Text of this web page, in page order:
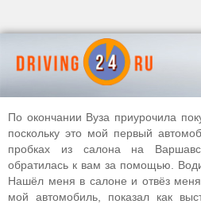
По окончании Вуза приурочила
поскольку это мой первый
пробках из салона на
обратилась к вам за помощью.
Нашёл меня в салоне и отвёз
мой автомобиль, показал как